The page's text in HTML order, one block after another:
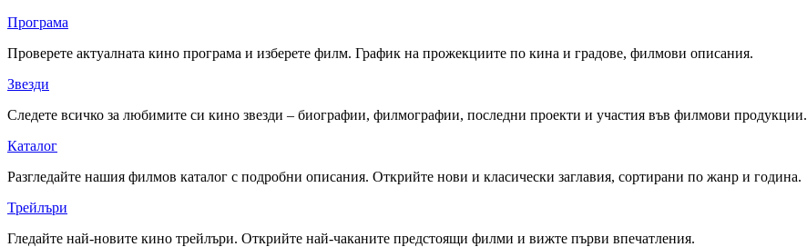
Програма
Проверете актуалната кино програма и изберете филм. График на прожекциите по кина и градове, филмови описания.
Звезди
Следете всичко за любимите си кино звезди – биографии, филмографии, последни проекти и участия във филмови продукции.
Каталог
Разгледайте нашия филмов каталог с подробни описания. Открийте нови и класически заглавия, сортирани по жанр и година.
Трейлъри
Гледайте най-новите кино трейлъри. Открийте най-чаканите предстоящи филми и вижте първи впечатления.